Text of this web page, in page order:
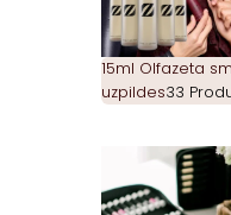
15ml Olfazeta
uzpildes33